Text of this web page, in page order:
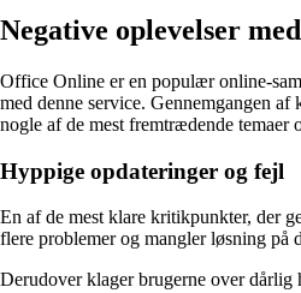
Negative oplevelser
Office Online er en populær online-
med denne service. Gennemgangen
nogle af de mest fremtrædende temaer
Hyppige opdateringer og fejl
En af de mest klare kritikpunkter, der
flere problemer og mangler løsning på
Derudover klager brugerne over dårlig